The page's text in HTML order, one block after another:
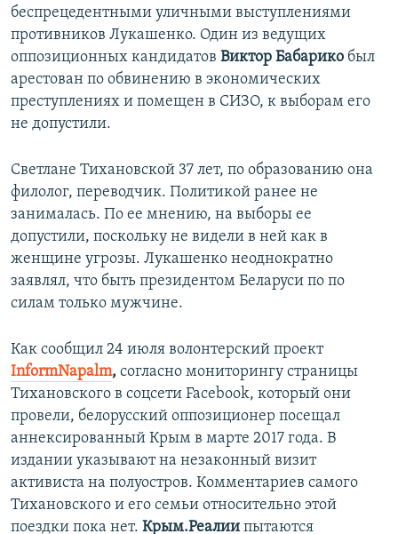
беспрецедентными уличными выступлениями
противников Лукашенко. Один из ведущих
оппозиционных кандидатов Виктор Бабарико был
арестован по обвинению в экономических
преступлениях и помещен в СИЗО, к выборам его
не допустили.
Светлане Тихановской 37 лет, по образованию она
филолог, переводчик. Политикой ранее не
занималась. По ее мнению, на выборы ее
допустили, поскольку не видели в ней как в
женщине угрозы. Лукашенко неоднократно
заявлял, что быть президентом Беларуси по по
силам только мужчине.
Как сообщил 24 июля волонтерский проект
InformNapalm, согласно мониторингу страницы
Тихановского в соцсети Facebook, который они
провели, белорусский оппозиционер посещал
аннексированный Крым в марте 2017 года. В
издании указывают на незаконный визит
активиста на полуостров. Комментариев самого
Тихановского и его семьи относительно этой
поездки пока нет. Крым.Реалии пытаются